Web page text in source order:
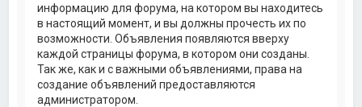
информацию для форума, на котором вы находитесь
в настоящий момент, и вы должны прочесть их по
возможности. Объявления появляются вверху
каждой страницы форума, в котором они созданы.
Так же, как и с важными объявлениями, права на
создание объявлений предоставляются
администратором.